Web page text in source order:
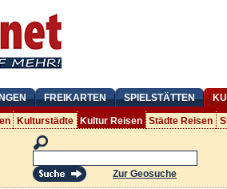
FREIKARTEN SPIELSTÄTTEN
Kulturstädte Kultur Reisen Städte Reisen
Zur Geosuche